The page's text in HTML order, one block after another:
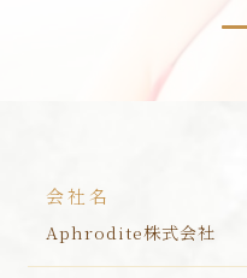
会社名
Aphrodite株式会社